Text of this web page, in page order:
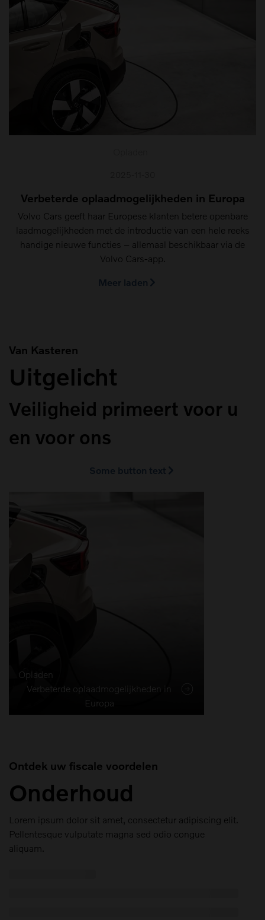
Verbeterde oplaadmogelijkheden in Europa
Volvo Cars geeft haar Europese klanten betere openbare
laadmogelijkheden met de introductie van een hele reeks
handige nieuwe functies – allemaal beschikbaar via de
Volvo Cars-app.
Meer laden
Van Kasteren
Uitgelicht
Veiligheid primeert voor u
en voor ons
Some button text
Opladen
Verbeterde oplaadmogelijkheden in
Europa
Ontdek uw fiscale voordelen
Onderhoud
Lorem ipsum dolor sit amet, consectetur adipiscing elit.
Pellentesque vulputate magna sed odio congue
aliquam.